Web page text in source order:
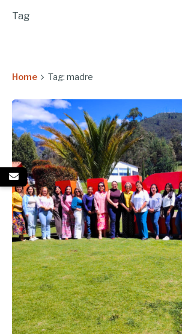
Tag
Home Tag: madre
Enviado por
UHE